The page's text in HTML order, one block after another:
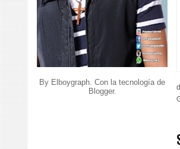
By Elboygraph. Con la tecnología de
Blogger.